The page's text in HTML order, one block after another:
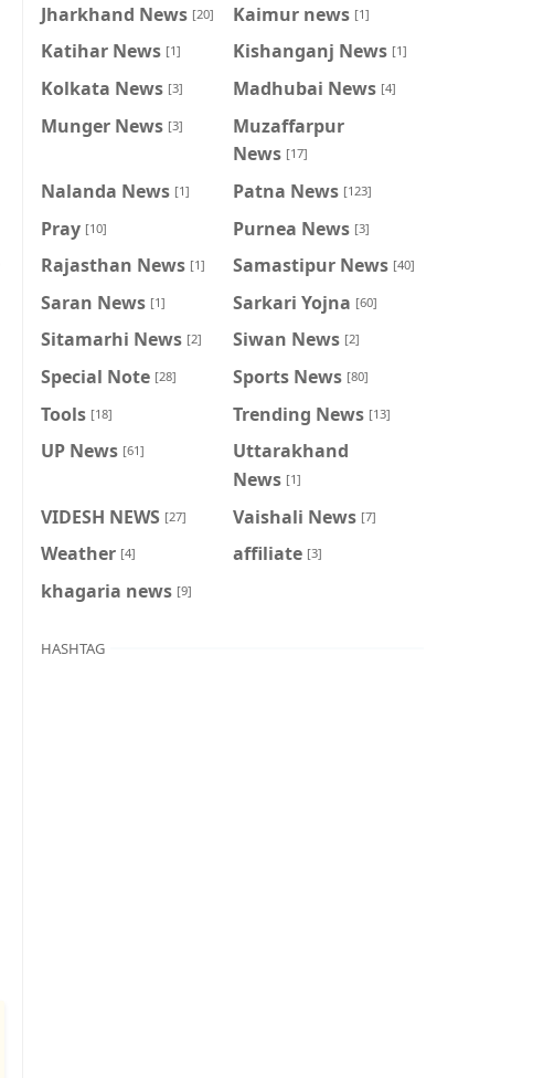
Jharkhand News [20] Kaimur news [1]
Katihar News [1] Kishanganj News [1]
Kolkata News [3] Madhubai News [4]
Munger News [3]
Muzaffarpur
News [17]
Nalanda News [1] Patna News [123]
Pray [10] Purnea News [3]
Rajasthan News [1] Samastipur News [40]
Saran News [1] Sarkari Yojna [60]
Sitamarhi News [2] Siwan News [2]
Special Note [28] Sports News [80]
Tools [18] Trending News [13]
UP News [61]
Uttarakhand
News [1]
VIDESH NEWS [27] Vaishali News [7]
Weather [4] affiliate [3]
khagaria news [9]
HASHTAG